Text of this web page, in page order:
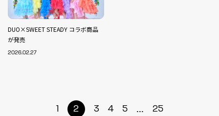
DUO×SWEET STEADY コラボ商品
が発売
2026.02.27
1 2 3 4 5 ... 25